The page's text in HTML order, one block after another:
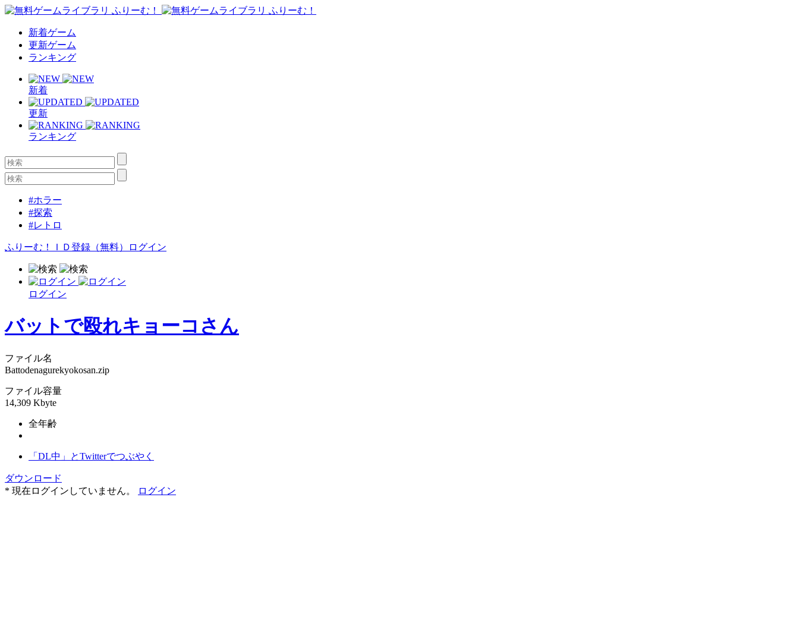
新着ゲーム
更新ゲーム
ランキング
新着
更新
ランキング
#ホラー
#探索
#レトロ
ふりーむ！ＩＤ登録（無料） ログイン
ログイン
バットで殴れキョーコさん
ファイル名
Battodenagurekyokosan.zip
ファイル容量
14,309 Kbyte
全年齢
「DL中」とTwitterでつぶやく
ダウンロード
* 現在ログインしていません。
ログイン